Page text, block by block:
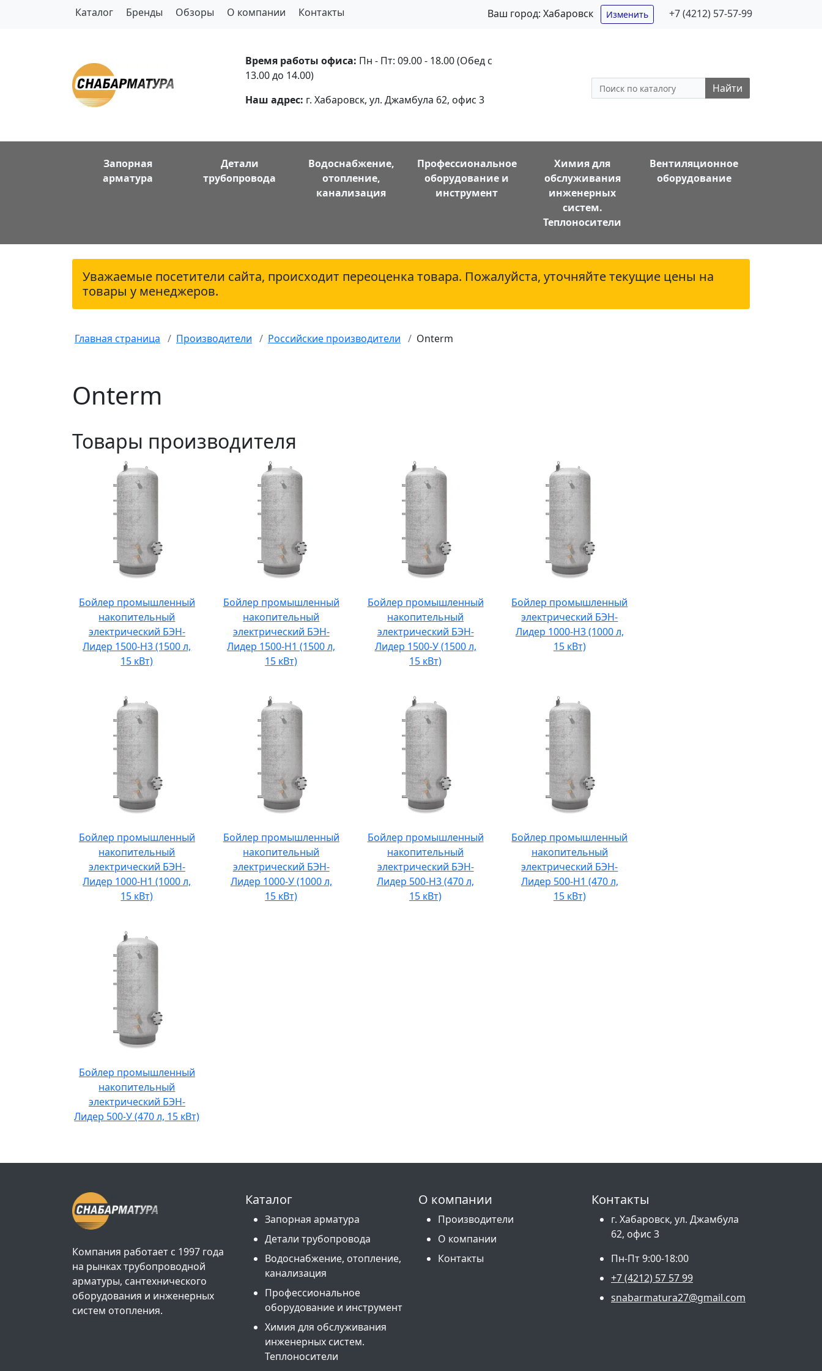
Каталог Бренды Обзоры О компании Контакты Ваш город: Хабаровск Изменить +7 (4212) 57-57-99
Время работы офиса: Пн - Пт: 09.00 - 18.00 (Обед с
13.00 до 14.00)
Наш адрес: г. Хабаровск, ул. Джамбула 62, офис 3
Найти
Запорная
арматура
Детали
трубопровода
Водоснабжение,
отопление,
канализация
Профессиональное
оборудование и
инструмент
Химия для
обслуживания
инженерных
систем.
Теплоносители
Вентиляционное
оборудование
Уважаемые посетители сайта, происходит переоценка товара. Пожалуйста, уточняйте текущие цены на
товары у менеджеров.
Главная страница Производители Российские производители Onterm
Onterm
Товары производителя
Бойлер промышленный
накопительный
электрический БЭН-
Лидер 1500-Н3 (1500 л,
15 кВт)
Бойлер промышленный
накопительный
электрический БЭН-
Лидер 1500-Н1 (1500 л,
15 кВт)
Бойлер промышленный
накопительный
электрический БЭН-
Лидер 1500-У (1500 л,
15 кВт)
Бойлер промышленный
электрический БЭН-
Лидер 1000-Н3 (1000 л,
15 кВт)
Бойлер промышленный
накопительный
электрический БЭН-
Лидер 1000-Н1 (1000 л,
15 кВт)
Бойлер промышленный
накопительный
электрический БЭН-
Лидер 1000-У (1000 л,
15 кВт)
Бойлер промышленный
накопительный
электрический БЭН-
Лидер 500-Н3 (470 л,
15 кВт)
Бойлер промышленный
накопительный
электрический БЭН-
Лидер 500-Н1 (470 л,
15 кВт)
Бойлер промышленный
накопительный
электрический БЭН-
Лидер 500-У (470 л, 15 кВт)
Компания работает с 1997 года
на рынках трубопроводной
арматуры, сантехнического
оборудования и инженерных
систем отопления.
Каталог
Запорная арматура
Детали трубопровода
Водоснабжение, отопление,
канализация
Профессиональное
оборудование и инструмент
Химия для обслуживания
инженерных систем.
Теплоносители
О компании
Производители
О компании
Контакты
Контакты
г. Хабаровск, ул. Джамбула
62, офис 3
Пн-Пт 9:00-18:00
+7 (4212) 57 57 99
snabarmatura27@gmail.com